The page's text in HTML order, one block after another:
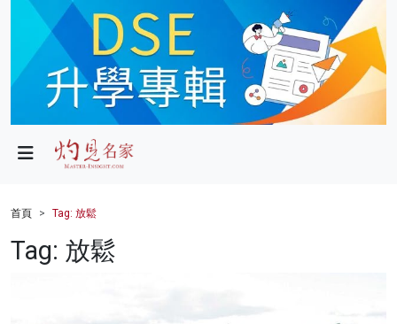
政局
財經
首頁 Tag: 放鬆
Tag: 放鬆